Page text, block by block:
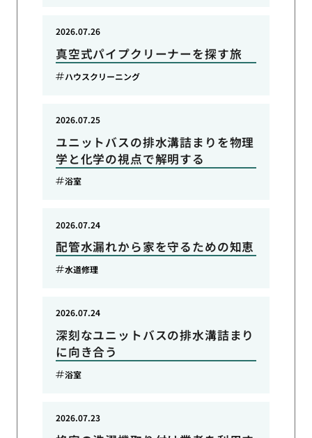
真空式パイプクリーナーを探す旅
2026.07.26
ハウスクリーニング
ユニットバスの排水溝詰まりを物理
学と化学の視点で解明する
2026.07.25
浴室
配管水漏れから家を守るための知恵
2026.07.24
水道修理
深刻なユニットバスの排水溝詰まり
に向き合う
2026.07.24
浴室
2026.07.23